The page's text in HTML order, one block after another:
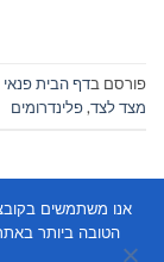
פורסם בדף הבית פנאי
מצד לצד,פלינדרומים
הטובה ביותר